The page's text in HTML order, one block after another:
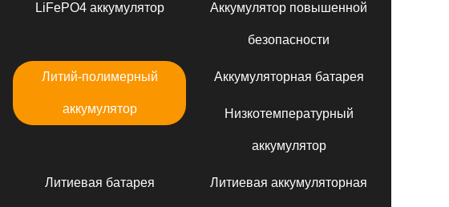
LiFePO4 аккумулятор Аккумулятор повышенной
безопасности
Литий-полимерный
аккумулятор
Аккумуляторная батарея
Низкотемпературный
аккумулятор
Литиевая батарея Литиевая аккумуляторная